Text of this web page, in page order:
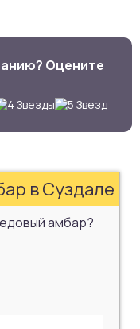
Оцените
в Суздале
амбар?